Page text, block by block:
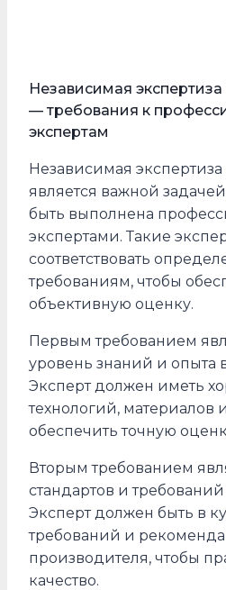
Независимая
— требования к
экспертам
Независимая
является важной
быть выполнена
экспертами. Такие
соответствовать
требованиям, чтобы
объективную оценку.
Первым требованием
уровень знаний и опыта
Эксперт должен иметь
технологий, материалов
обеспечить точную
Вторым требованием
стандартов и
Эксперт должен быть в
требований и
производителя, чтобы
качество.